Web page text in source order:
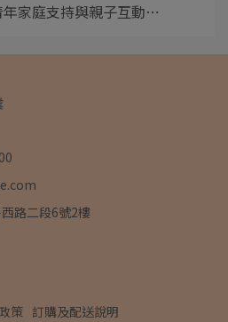
年家庭支持與親子互動⋯
路二段6號2樓
策 訂購及配送說明